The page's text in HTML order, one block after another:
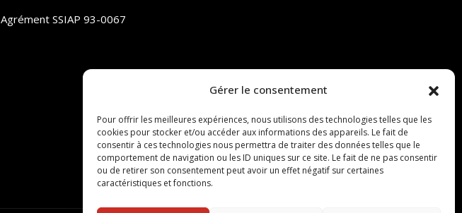
Gérer le consentement
Pour offrir les meilleures expériences, nous utilisons des technologies telles que les
cookies pour stocker et/ou accéder aux informations des appareils. Le fait de
consentir à ces technologies nous permettra de traiter des données telles que le
comportement de navigation ou les ID uniques sur ce site. Le fait de ne pas consentir
ou de retirer son consentement peut avoir un effet négatif sur certaines
caractéristiques et fonctions.
Agrément SSIAP 93-0067